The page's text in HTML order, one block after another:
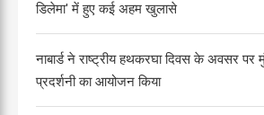
डिलेमा' में हुए कई अहम खुलासे
नाबार्ड ने राष्ट्रीय हथकरघा दिवस के अवसर पर
प्रदर्शनी का आयोजन किया